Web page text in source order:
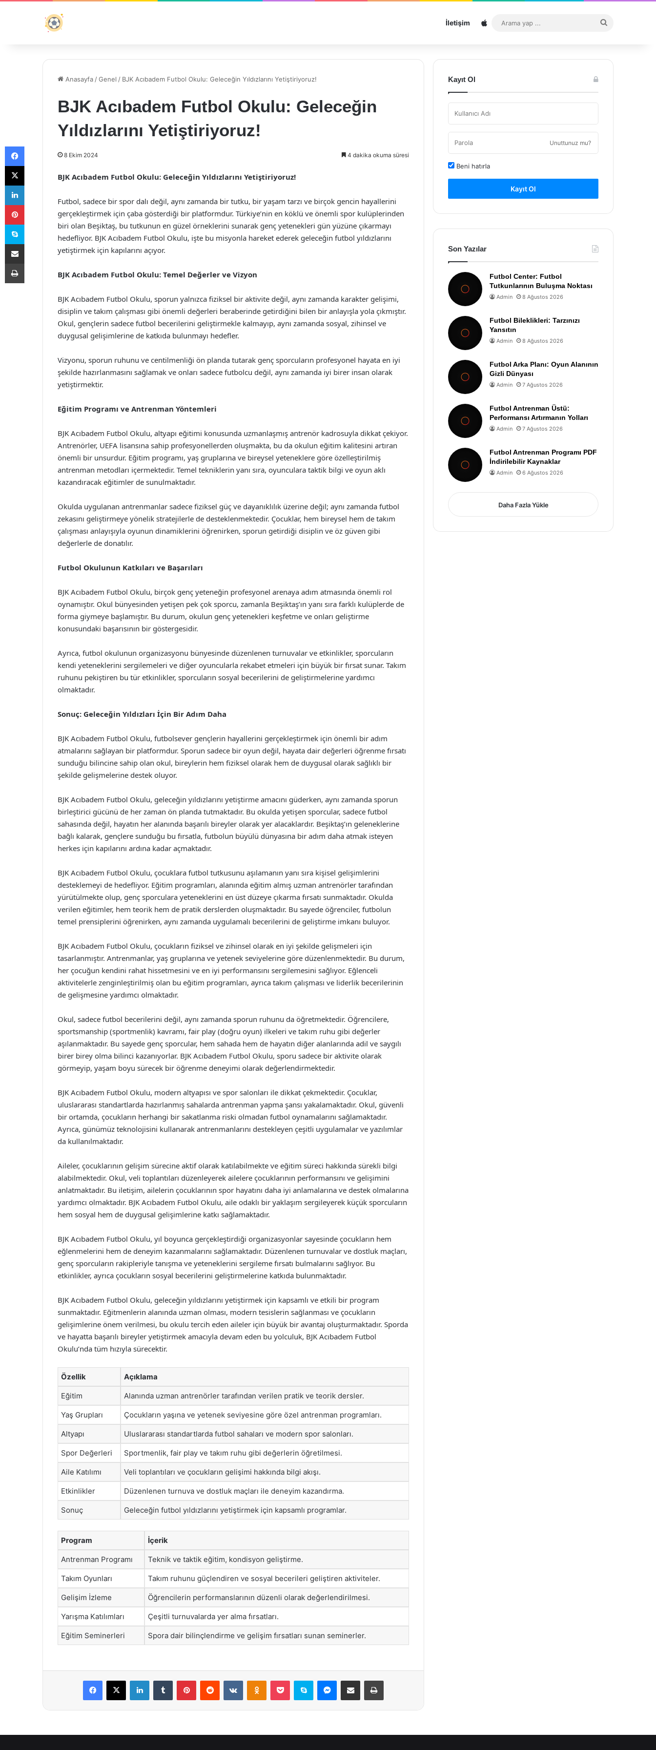
İletişim Sitemap
...
Anasayfa /Genel / BJK Acıbadem Futbol Okulu: Geleceğin Yıldızlarını Yetiştiriyoruz!
BJK Acıbadem Futbol Okulu: Geleceğin
Yıldızlarını Yetiştiriyoruz!
8 Ekim 2024 4 dakika okuma süresi
BJK Acıbadem Futbol Okulu: Geleceğin Yıldızlarını Yetiştiriyoruz!
Futbol, sadece bir spor dalı değil, aynı zamanda bir tutku, bir yaşam tarzı ve birçok gencin hayallerini
gerçekleştirmek için çaba gösterdiği bir platformdur. Türkiye’nin en köklü ve önemli spor kulüplerinden
biri olan Beşiktaş, bu tutkunun en güzel örneklerini sunarak genç yetenekleri gün yüzüne çıkarmayı
hedefliyor. BJK Acıbadem Futbol Okulu, işte bu misyonla hareket ederek geleceğin futbol yıldızlarını
yetiştirmek için kapılarını açıyor.
BJK Acıbadem Futbol Okulu: Temel Değerler ve Vizyon
BJK Acıbadem Futbol Okulu, sporun yalnızca fiziksel bir aktivite değil, aynı zamanda karakter gelişimi,
disiplin ve takım çalışması gibi önemli değerleri beraberinde getirdiğini bilen bir anlayışla yola çıkmıştır.
Okul, gençlerin sadece futbol becerilerini geliştirmekle kalmayıp, aynı zamanda sosyal, zihinsel ve
duygusal gelişimlerine de katkıda bulunmayı hedefler.
Vizyonu, sporun ruhunu ve centilmenliği ön planda tutarak genç sporcuların profesyonel hayata en iyi
şekilde hazırlanmasını sağlamak ve onları sadece futbolcu değil, aynı zamanda iyi birer insan olarak
yetiştirmektir.
Eğitim Programı ve Antrenman Yöntemleri
BJK Acıbadem Futbol Okulu, altyapı eğitimi konusunda uzmanlaşmış antrenör kadrosuyla dikkat çekiyor.
Antrenörler, UEFA lisansına sahip profesyonellerden oluşmakta, bu da okulun eğitim kalitesini artıran
önemli bir unsurdur. Eğitim programı, yaş gruplarına ve bireysel yeteneklere göre özelleştirilmiş
antrenman metodları içermektedir. Temel tekniklerin yanı sıra, oyunculara taktik bilgi ve oyun aklı
kazandıracak eğitimler de sunulmaktadır.
Okulda uygulanan antrenmanlar sadece fiziksel güç ve dayanıklılık üzerine değil; aynı zamanda futbol
zekasını geliştirmeye yönelik stratejilerle de desteklenmektedir. Çocuklar, hem bireysel hem de takım
çalışması anlayışıyla oyunun dinamiklerini öğrenirken, sporun getirdiği disiplin ve öz güven gibi
değerlerle de donatılır.
Futbol Okulunun Katkıları ve Başarıları
BJK Acıbadem Futbol Okulu, birçok genç yeteneğin profesyonel arenaya adım atmasında önemli rol
oynamıştır. Okul bünyesinden yetişen pek çok sporcu, zamanla Beşiktaş’ın yanı sıra farklı kulüplerde de
forma giymeye başlamıştır. Bu durum, okulun genç yetenekleri keşfetme ve onları geliştirme
konusundaki başarısının bir göstergesidir.
Ayrıca, futbol okulunun organizasyonu bünyesinde düzenlenen turnuvalar ve etkinlikler, sporcuların
kendi yeteneklerini sergilemeleri ve diğer oyuncularla rekabet etmeleri için büyük bir fırsat sunar. Takım
ruhunu pekiştiren bu tür etkinlikler, sporcuların sosyal becerilerini de geliştirmelerine yardımcı
olmaktadır.
Sonuç: Geleceğin Yıldızları İçin Bir Adım Daha
BJK Acıbadem Futbol Okulu, futbolsever gençlerin hayallerini gerçekleştirmek için önemli bir adım
atmalarını sağlayan bir platformdur. Sporun sadece bir oyun değil, hayata dair değerleri öğrenme fırsatı
sunduğu bilincine sahip olan okul, bireylerin hem fiziksel olarak hem de duygusal olarak sağlıklı bir
şekilde gelişmelerine destek oluyor.
BJK Acıbadem Futbol Okulu, geleceğin yıldızlarını yetiştirme amacını güderken, aynı zamanda sporun
birleştirici gücünü de her zaman ön planda tutmaktadır. Bu okulda yetişen sporcular, sadece futbol
sahasında değil, hayatın her alanında başarılı bireyler olarak yer alacaklardır. Beşiktaş’ın geleneklerine
bağlı kalarak, gençlere sunduğu bu fırsatla, futbolun büyülü dünyasına bir adım daha atmak isteyen
herkes için kapılarını ardına kadar açmaktadır.
BJK Acıbadem Futbol Okulu, çocuklara futbol tutkusunu aşılamanın yanı sıra kişisel gelişimlerini
desteklemeyi de hedefliyor. Eğitim programları, alanında eğitim almış uzman antrenörler tarafından
yürütülmekte olup, genç sporculara yeteneklerini en üst düzeye çıkarma fırsatı sunmaktadır. Okulda
verilen eğitimler, hem teorik hem de pratik derslerden oluşmaktadır. Bu sayede öğrenciler, futbolun
temel prensiplerini öğrenirken, aynı zamanda uygulamalı becerilerini de geliştirme imkanı buluyor.
BJK Acıbadem Futbol Okulu, çocukların fiziksel ve zihinsel olarak en iyi şekilde gelişmeleri için
tasarlanmıştır. Antrenmanlar, yaş gruplarına ve yetenek seviyelerine göre düzenlenmektedir. Bu durum,
her çocuğun kendini rahat hissetmesini ve en iyi performansını sergilemesini sağlıyor. Eğlenceli
aktivitelerle zenginleştirilmiş olan bu eğitim programları, ayrıca takım çalışması ve liderlik becerilerinin
de gelişmesine yardımcı olmaktadır.
Okul, sadece futbol becerilerini değil, aynı zamanda sporun ruhunu da öğretmektedir. Öğrencilere,
sportsmanship (sportmenlik) kavramı, fair play (doğru oyun) ilkeleri ve takım ruhu gibi değerler
aşılanmaktadır. Bu sayede genç sporcular, hem sahada hem de hayatın diğer alanlarında adil ve saygılı
birer birey olma bilinci kazanıyorlar. BJK Acıbadem Futbol Okulu, sporu sadece bir aktivite olarak
görmeyip, yaşam boyu sürecek bir öğrenme deneyimi olarak değerlendirmektedir.
BJK Acıbadem Futbol Okulu, modern altyapısı ve spor salonları ile dikkat çekmektedir. Çocuklar,
uluslararası standartlarda hazırlanmış sahalarda antrenman yapma şansı yakalamaktadır. Okul, güvenli
bir ortamda, çocukların herhangi bir sakatlanma riski olmadan futbol oynamalarını sağlamaktadır.
Ayrıca, günümüz teknolojisini kullanarak antrenmanlarını destekleyen çeşitli uygulamalar ve yazılımlar
da kullanılmaktadır.
Aileler, çocuklarının gelişim sürecine aktif olarak katılabilmekte ve eğitim süreci hakkında sürekli bilgi
alabilmektedir. Okul, veli toplantıları düzenleyerek ailelere çocuklarının performansını ve gelişimini
anlatmaktadır. Bu iletişim, ailelerin çocuklarının spor hayatını daha iyi anlamalarına ve destek olmalarına
yardımcı olmaktadır. BJK Acıbadem Futbol Okulu, aile odaklı bir yaklaşım sergileyerek küçük sporcuların
hem sosyal hem de duygusal gelişimlerine katkı sağlamaktadır.
BJK Acıbadem Futbol Okulu, yıl boyunca gerçekleştirdiği organizasyonlar sayesinde çocukların hem
eğlenmelerini hem de deneyim kazanmalarını sağlamaktadır. Düzenlenen turnuvalar ve dostluk maçları,
genç sporcuların rakipleriyle tanışma ve yeteneklerini sergileme fırsatı bulmalarını sağlıyor. Bu
etkinlikler, ayrıca çocukların sosyal becerilerini geliştirmelerine katkıda bulunmaktadır.
BJK Acıbadem Futbol Okulu, geleceğin yıldızlarını yetiştirmek için kapsamlı ve etkili bir program
sunmaktadır. Eğitmenlerin alanında uzman olması, modern tesislerin sağlanması ve çocukların
gelişimlerine önem verilmesi, bu okulu tercih eden aileler için büyük bir avantaj oluşturmaktadır. Sporda
ve hayatta başarılı bireyler yetiştirmek amacıyla devam eden bu yolculuk, BJK Acıbadem Futbol
Okulu’nda tüm hızıyla sürecektir.
Özellik Açıklama
Eğitim Alanında uzman antrenörler tarafından verilen pratik ve teorik dersler.
Yaş Grupları Çocukların yaşına ve yetenek seviyesine göre özel antrenman programları.
Altyapı Uluslararası standartlarda futbol sahaları ve modern spor salonları.
Spor Değerleri Sportmenlik, fair play ve takım ruhu gibi değerlerin öğretilmesi.
Aile Katılımı Veli toplantıları ve çocukların gelişimi hakkında bilgi akışı.
Etkinlikler Düzenlenen turnuva ve dostluk maçları ile deneyim kazandırma.
Sonuç Geleceğin futbol yıldızlarını yetiştirmek için kapsamlı programlar.
Program İçerik
Antrenman Programı Teknik ve taktik eğitim, kondisyon geliştirme.
Takım Oyunları Takım ruhunu güçlendiren ve sosyal becerileri geliştiren aktiviteler.
Gelişim İzleme Öğrencilerin performanslarının düzenli olarak değerlendirilmesi.
Yarışma Katılımları Çeşitli turnuvalarda yer alma fırsatları.
Eğitim Seminerleri Spora dair bilinçlendirme ve gelişim fırsatları sunan seminerler.
Facebook
X LinkedInTumblr PinterestReddit VKontakteOdnoklassniki
Pocket Skype Messenger
E-Posta ile paylaş Yazdır
Kayıt Ol
Unuttunuz mu?
Beni hatırla
Kayıt Ol
Son Yazılar
Futbol Center: Futbol
Tutkunlarının Buluşma Noktası
Admin 8 Ağustos 2026
Futbol Bileklikleri: Tarzınızı
Yansıtın
Admin 8 Ağustos 2026
Futbol Arka Planı: Oyun Alanının
Gizli Dünyası
Admin 7 Ağustos 2026
Futbol Antrenman Üstü:
Performansı Artırmanın Yolları
Admin 7 Ağustos 2026
Futbol Antrenman Programı PDF
İndirilebilir Kaynaklar
Admin 6 Ağustos 2026
Daha Fazla Yükle
Facebook
X
LinkedIn
Pinterest
Skype
E-Posta ile paylaş